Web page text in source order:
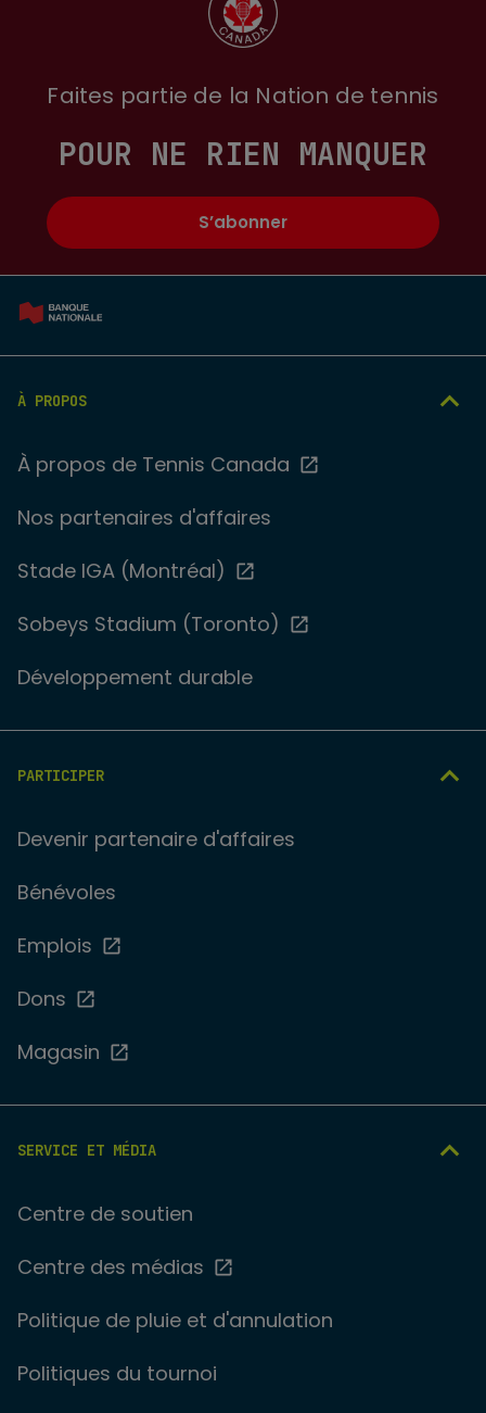
À PROPOS
À propos de Tennis Canada
Nos partenaires d'affaires
Stade IGA (Montréal)
Sobeys Stadium (Toronto)
Développement durable
PARTICIPER
Devenir partenaire d'affaires
Bénévoles
Emplois
Dons
Magasin
SERVICE ET MÉDIA
Centre de soutien
Centre des médias
Politique de pluie et d'annulation
Politiques du tournoi
Faites partie de la Nation de tennis
POUR NE RIEN MANQUER
S’abonner